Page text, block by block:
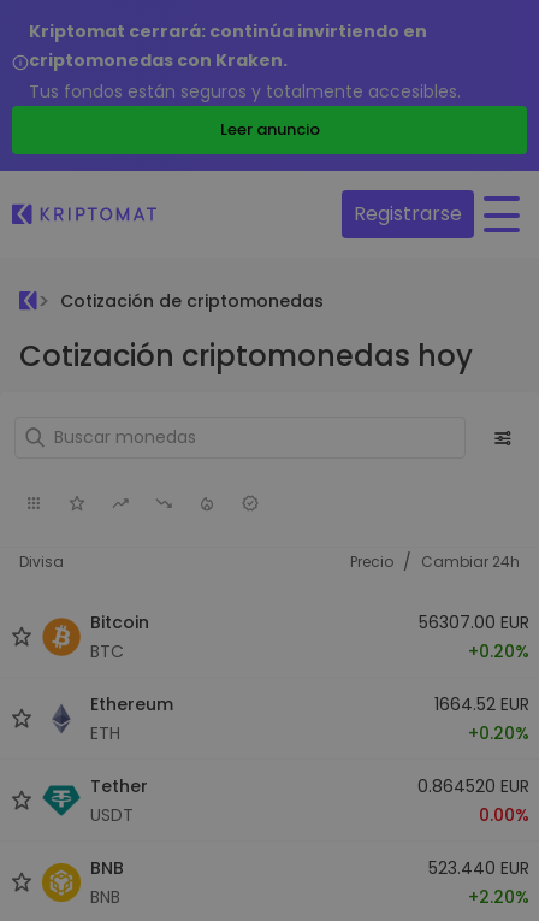
Kriptomat cerrará: continúa invirtiendo en
criptomonedas con Kraken.
Tus fondos están seguros y totalmente accesibles.
Leer anuncio
Registrarse
Cotización de criptomonedas
Cotización criptomonedas hoy
Divisa Precio / Cambiar 24h
Bitcoin
BTC
56307.00 EUR
+0.20%
Ethereum
ETH
1664.52 EUR
+0.20%
Tether
USDT
0.864520 EUR
0.00%
BNB
BNB
523.440 EUR
+2.20%